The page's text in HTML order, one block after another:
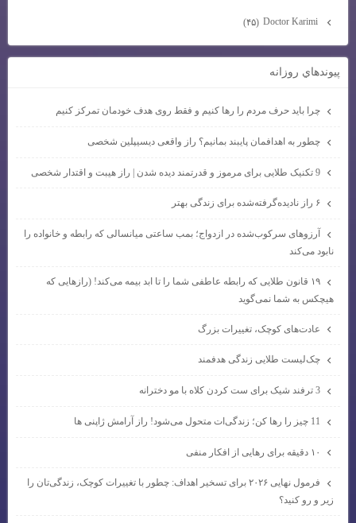
(۴۵)
پيوندهاي روزانه
چرا باید حرف مردم را رها کنیم و فقط روی هدف خودمان تمرکز کنیم
چطور به اهدافمان پایبند بمانیم؟ راز واقعی دیسیپلین شخصی
9 تکنیک طلایی برای مرموز و قدرتمند دیده شدن | راز هیبت و اقتدار شخصی
۶ راز نادیده‌گرفته‌شده برای زندگی بهتر
آرزوهای سرکوب‌شده در ازدواج؛ بمب ساعتی میانسالی که رابطه و خانواده را
نابود می‌کند
۱۹ قانون طلایی که رابطه عاطفی شما را تا ابد بیمه می‌کند! (رازهایی که
هیچکس به شما نمی‌گوید
عادت‌های کوچک، تغییرات بزرگ
چک‌لیست طلایی زندگی هدفمند
3 ترفند شیک برای ست کردن کلاه با مو دخترانه
11 چیز را رها کن؛ زندگی‌ات متحول می‌شود! راز آرامش ژاپنی ها
۱۰ دقیقه برای رهایی از افکار منفی
فرمول نهایی ۲۰۲۶ برای تسخیر اهداف: چطور با تغییرات کوچک، زندگی‌تان را
زیر و رو کنید؟